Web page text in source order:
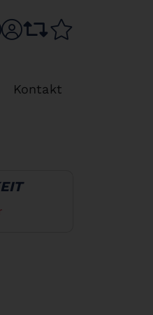
Sprache wechseln
sr.accountVergleichsliste
Kontakt